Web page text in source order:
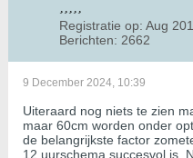
Registratie op: Aug
Berichten: 2662
9 December 2024, 10:39
Uiteraard nog niets te zien
maar 60cm worden onder
de belangrijkste factor
12 uurschema succesvol is.